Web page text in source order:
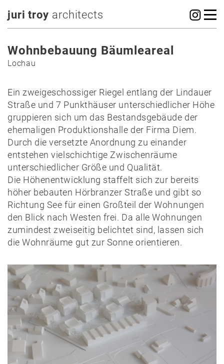
juri troy architects
Wohnbebauung Bäumleareal
Lochau
Ein zweigeschossiger Riegel entlang der Lindauer
Straße und 7 Punkthäuser unterschiedlicher Höhe
gruppieren sich um das Bestandsgebäude der
ehemaligen Produktionshalle der Firma Diem.
Durch die versetzte Anordnung zu einander
entstehen vielschichtige Zwischenräume
unterschiedlicher Größe und Qualität.
Die Höhenentwicklung staffelt sich zur bereits
höher bebauten Hörbranzer Straße und gibt so
Richtung See für einen Großteil der Wohnungen
den Blick nach Westen frei. Da alle Wohnungen
zumindest zweiseitig belichtet sind, lassen sich
die Wohnräume gut zur Sonne orientieren.